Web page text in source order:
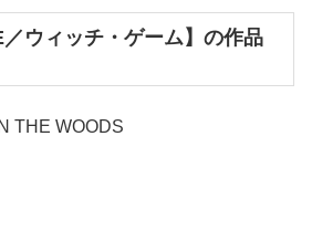
／ウィッチ・ゲーム】の作品
THE WOODS